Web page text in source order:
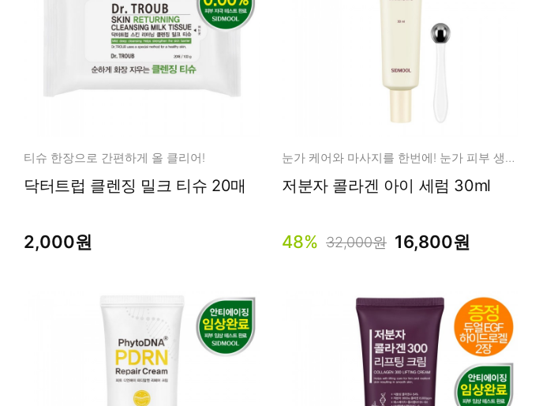
티슈 한장으로 간편하게 올 클리어!
닥터트럽 클렌징 밀크 티슈 20매
2,000원
눈가 케어와 마사지를 한번에! 눈가 피부 생기/탄력 케어
저분자 콜라겐 아이 세럼 30ml
48% 32,000원 16,800원